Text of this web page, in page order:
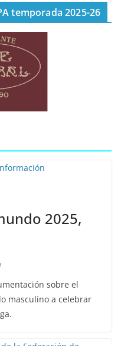
temporada 2025-26
2025,
sobre el
masculino a celebrar